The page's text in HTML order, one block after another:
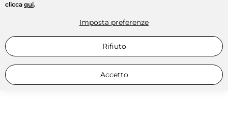
clicca qui.
Imposta preferenze
Rifiuto
Accetto